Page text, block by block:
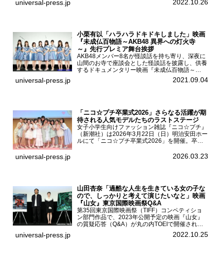
universal-press.jp 2022.10.26
小栗有以「ハラハラドキドキしました」映画
『未成仏百物語～AKB48 異界への灯火寺
～』先行プレミア舞台挨拶
AKB48メンバー8名が怪談話を持ち寄り、深夜に
山間のお寺で座談会とした怪談話を披露し、供養
するドキュメンタリー映画『未成仏百物語～
AKB48異界への灯火寺～』の先行プレミア舞台
挨拶が東京・ユナイテッド・シネマ豊洲で開催さ
universal-press.jp 2021.09.04
「ニコ☆プチ卒業式2026」さらなる活躍が期
待される人気モデルたちのラストステージ
女子小学生向けファッション雑誌『ニコ☆プチ』
（新潮社）は2026年3月22日（日）明治安田ホー
ルにて「ニコ☆プチ卒業式2026」を開催。卒業
ん、末永ひなた、高梨琴乃、土井ありさ、藤田蒼
universal-press.jp 2026.03.23
山田杏奈「過酷な人生を生きている女の子な
ので、しっかりと考えて演じたいなと」映画
『山女』東京国際映画祭Q&A
第35回東京国際映画祭（TIFF）コンペティショ
ン部門作品で、2023年公開予定の映画『山女』
の質疑応答（Q&A）が丸の内TOEIで開催され、
主演を務めた女優の山田杏奈、監督の福永壮志が
登壇。本作について語った。映画『山女』第35
universal-press.jp 2022.10.25